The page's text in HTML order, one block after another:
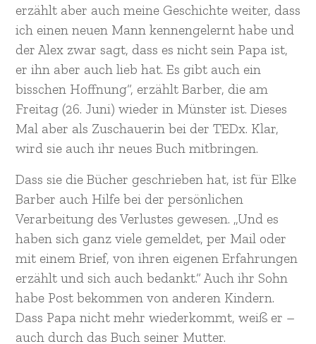
erzählt aber auch meine Geschichte weiter, dass
ich einen neuen Mann kennengelernt habe und
der Alex zwar sagt, dass es nicht sein Papa ist,
er ihn aber auch lieb hat. Es gibt auch ein
bisschen Hoffnung“, erzählt Barber, die am
Freitag (26. Juni) wieder in Münster ist. Dieses
Mal aber als Zuschauerin bei der TEDx. Klar,
wird sie auch ihr neues Buch mitbringen.
Dass sie die Bücher geschrieben hat, ist für Elke
Barber auch Hilfe bei der persönlichen
Verarbeitung des Verlustes gewesen. „Und es
haben sich ganz viele gemeldet, per Mail oder
mit einem Brief, von ihren eigenen Erfahrungen
erzählt und sich auch bedankt.“ Auch ihr Sohn
habe Post bekommen von anderen Kindern.
Dass Papa nicht mehr wiederkommt, weiß er –
auch durch das Buch seiner Mutter.